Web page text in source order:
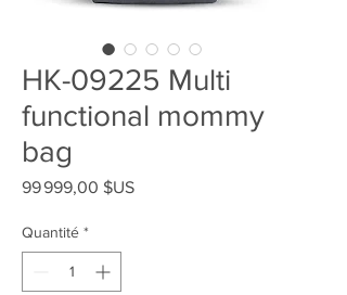
HK-09225 Multi
functional mommy
bag
99 999,00 $USPrix
Quantité *